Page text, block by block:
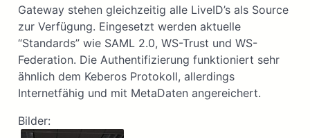
Gateway stehen gleichzeitig alle LiveID’s als Source
zur Verfügung. Eingesetzt werden aktuelle
“Standards” wie SAML 2.0, WS-Trust und WS-
Federation. Die Authentifizierung funktioniert sehr
ähnlich dem Keberos Protokoll, allerdings
Internetfähig und mit MetaDaten angereichert.
Bilder: